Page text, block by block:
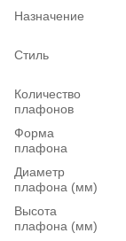
Назначение
Стиль
Количество
плафонов
Форма
плафона
Диаметр
плафона (мм)
Высота
плафона (мм)